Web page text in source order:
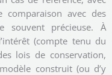
avec des
souvent précieuse. À
(compte tenu du
lois de conservation,
construit (ou d’y